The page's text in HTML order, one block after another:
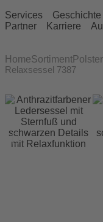
Services
Geschichte
Partner
Karriere
HomeSortiment
Relaxsessel 7387